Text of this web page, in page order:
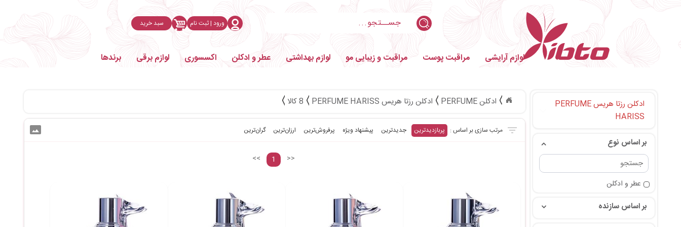
ورود | ثبت نام سبد خرید
لوازم آرایشی مراقبت پوست مراقبت و زیبایی مو لوازم بهداشتی عطر و ادکلن اکسسوری لوازم برقی برندها
ادکلن PERFUME ادکلن رزتا هریس PERFUME HARISS 8 کالا
photo_size_select_actual پربازدیدترین جدیدترین پیشنهاد ویژه پرفروش‌ترین‌ ارزان‌ترین گران‌ترین
<< 1 >>
ادکلن رزتا هریس PERFUME
HARISS
بر اساس نوع
عطر و ادکلن
بر اساس سازنده